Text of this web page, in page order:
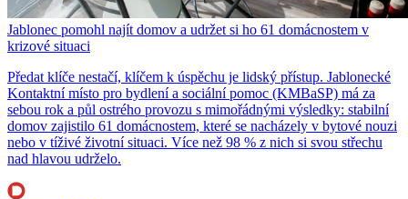
Jablonec pomohl najít domov a udržet si ho 61 domácnostem v
krizové situaci
Předat klíče nestačí, klíčem k úspěchu je lidský přístup. Jablonecké
Kontaktní místo pro bydlení a sociální pomoc (KMBaSP) má za
sebou rok a půl ostrého provozu s mimořádnými výsledky: stabilní
domov zajistilo 61 domácnostem, které se nacházely v bytové nouzi
nebo v tíživé životní situaci. Více než 98 % z nich si svou střechu
nad hlavou udrželo.